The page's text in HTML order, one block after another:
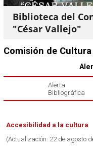
Biblioteca del
"César Vallejo"
Comisión de
Alerta
Bibliográfica
Accesibilidad a la cultura
(Actualización: 22 de agosto